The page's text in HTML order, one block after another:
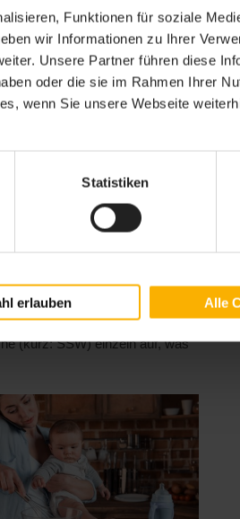
Funktionen für soziale
wir Informationen zu Ihrer
Unsere Partner führen diese
oder die sie im Rahmen Ihrer
wenn Sie unsere Webseite
Statistiken
erlauben Alle
Überblick – Der
beantwortet Ihnen für die
rund um die
in den
Der
schlüsselt für jede
(kurz: SSW) einzeln auf, was